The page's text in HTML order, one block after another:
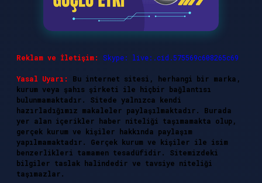
Reklam ve İletişim: Skype: live:.cid.575569c608265c69
Yasal Uyarı:
Bu internet sitesi, herhangi bir marka,
kurum veya şahıs şirketi ile hiçbir bağlantısı
bulunmamaktadır. Sitede yalnızca kendi
hazırladığımız makaleler paylaşılmaktadır. Burada
yer alan içerikler haber niteliği taşımamakta olup,
gerçek kurum ve kişiler hakkında paylaşım
yapılmamaktadır. Gerçek kurum ve kişiler ile isim
benzerlikleri tamamen tesadüfidir. Sitemizdeki
bilgiler taslak halindedir ve tavsiye niteliği
taşımazlar.